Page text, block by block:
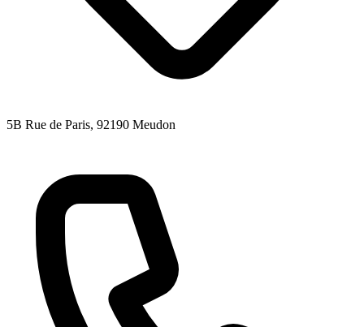
5B Rue de Paris, 92190 Meudon